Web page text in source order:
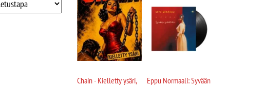
Chain - Kielletty ysäri,
Eppu Normaali: Syvään